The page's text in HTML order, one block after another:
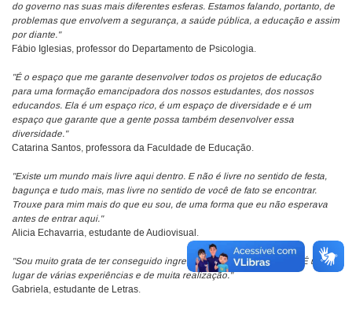
do governo nas suas mais diferentes esferas. Estamos falando, portanto, de
problemas que envolvem a segurança, a saúde pública, a educação e assim
por diante."
Fábio Iglesias, professor do Departamento de Psicologia.
"É o espaço que me garante desenvolver todos os projetos de educação
para uma formação emancipadora dos nossos estudantes, dos nossos
educandos. Ela é um espaço rico, é um espaço de diversidade e é um
espaço que garante que a gente possa também desenvolver essa
diversidade."
Catarina Santos, professora da Faculdade de Educação.
"Existe um mundo mais livre aqui dentro. E não é livre no sentido de festa,
bagunça e tudo mais, mas livre no sentido de você de fato se encontrar.
Trouxe para mim mais do que eu sou, de uma forma que eu não esperava
antes de entrar aqui."
Alicia Echavarria, estudante de Audiovisual.
"Sou muito grata de ter conseguido ingressar aqui na universidade. É um
lugar de várias experiências e de muita realização."
Gabriela, estudante de Letras.